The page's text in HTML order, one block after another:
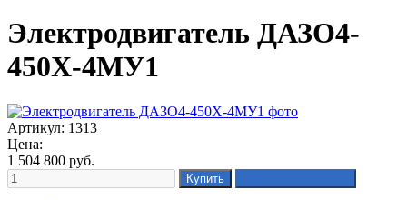
Электродвигатель ДАЗО4-
450Х-4МУ1
Артикул: 1313
Цена:
1 504 800 руб.